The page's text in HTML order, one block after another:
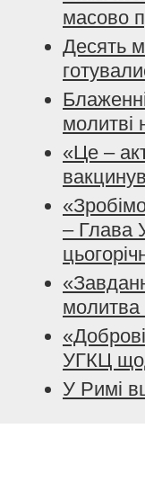
масово
Десять
молитві
«Це –
– Глава
молитва
УГКЦ
У Римі